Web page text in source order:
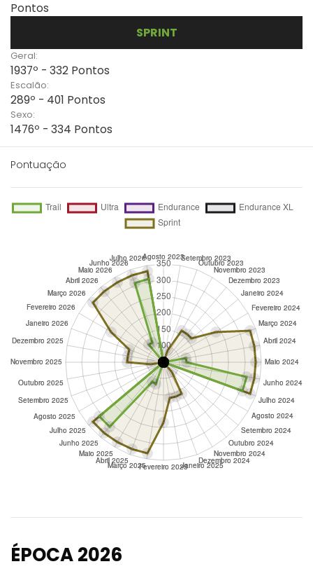
Pontos
SPRINT
Geral:
1937º - 332 Pontos
Escalão:
289º - 401 Pontos
Sexo:
1476º - 334 Pontos
Pontuação
ÉPOCA 2026